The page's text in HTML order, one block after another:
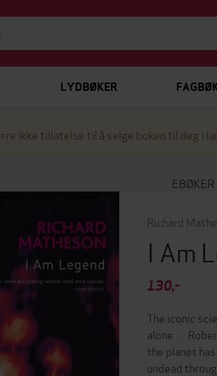
LYDBØKER
ikke tillatelse til å selge boken til deg i
EBØKER
Richard
I Am
130,-
The iconic
alone . .
the planet
undead